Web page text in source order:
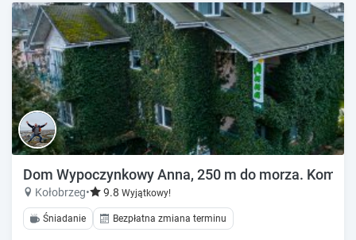
Dom Wypoczynkowy Anna, 250 m do morza.
Kołobrzeg• 9.8 Wyjątkowy!
Śniadanie Bezpłatna zmiana terminu